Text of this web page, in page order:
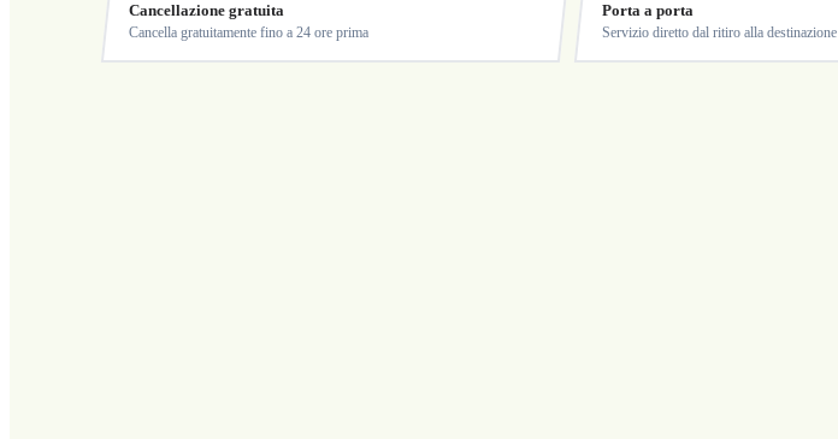
Cancellazione gratuita
Cancella gratuitamente fino a 24 ore prima
Porta a porta
Servizio diretto dal ritiro alla destinazione